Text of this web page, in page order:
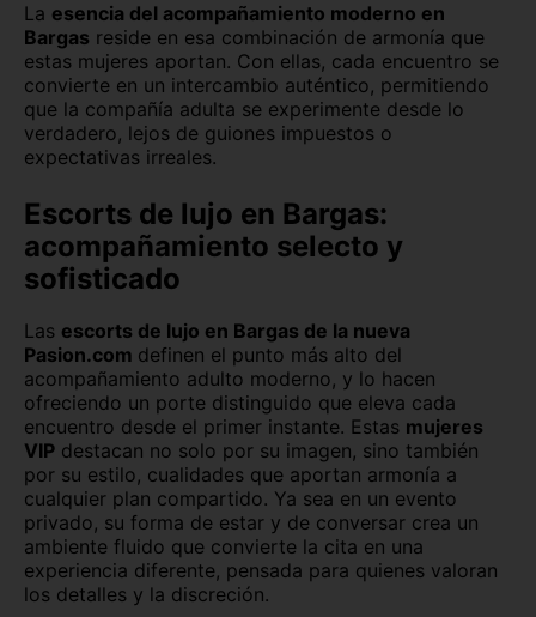
La esencia del acompañamiento moderno en
Bargas reside en esa combinación de armonía que
estas mujeres aportan. Con ellas, cada encuentro se
convierte en un intercambio auténtico, permitiendo
que la compañía adulta se experimente desde lo
verdadero, lejos de guiones impuestos o
expectativas irreales.
Escorts de lujo en Bargas:
acompañamiento selecto y
sofisticado
Las escorts de lujo en Bargas de la nueva
Pasion.com definen el punto más alto del
acompañamiento adulto moderno, y lo hacen
ofreciendo un porte distinguido que eleva cada
encuentro desde el primer instante. Estas mujeres
VIP destacan no solo por su imagen, sino también
por su estilo, cualidades que aportan armonía a
cualquier plan compartido. Ya sea en un evento
privado, su forma de estar y de conversar crea un
ambiente fluido que convierte la cita en una
experiencia diferente, pensada para quienes valoran
los detalles y la discreción.